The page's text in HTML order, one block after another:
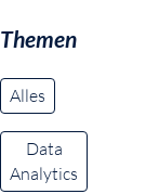
Themen
Alles
Data
Analytics